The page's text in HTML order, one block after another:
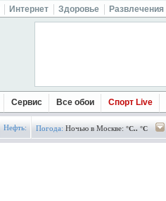
Интернет Здоровье Развлечения
Сервис Все обои Спорт Live
Нефть: Погода: Ночью в Москве: °C.. °C